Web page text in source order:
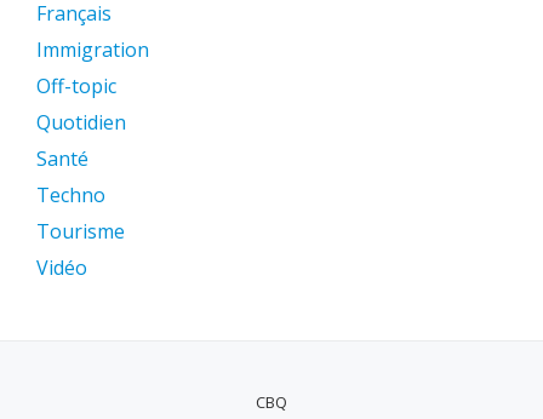
Français
Immigration
Off-topic
Quotidien
Santé
Techno
Tourisme
Vidéo
CBQ